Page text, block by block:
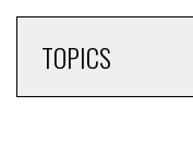
TOPICS